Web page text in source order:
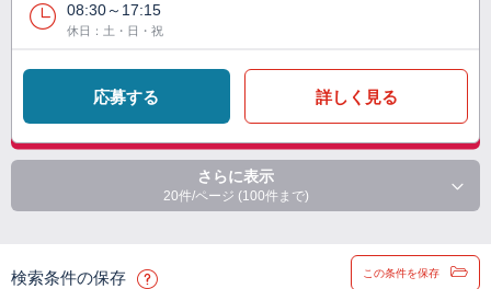
08:30～17:15
休日：土・日・祝
応募する 詳しく見る
さらに表示
20件/ページ (100件まで)
検索条件の保存 この条件を保存